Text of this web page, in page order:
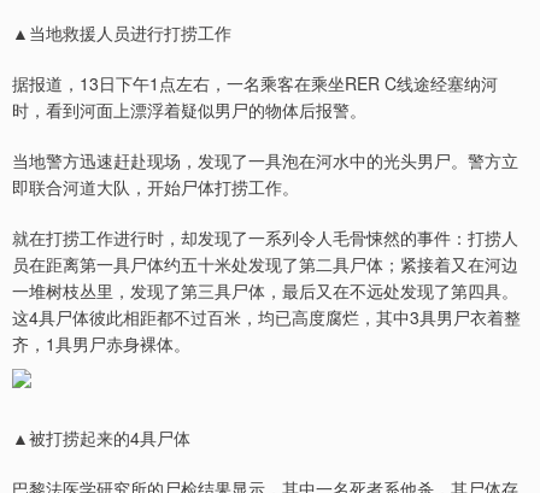
▲当地救援人员进行打捞工作
据报道，13日下午1点左右，一名乘客在乘坐RER C线途经塞纳河
时，看到河面上漂浮着疑似男尸的物体后报警。
当地警方迅速赶赴现场，发现了一具泡在河水中的光头男尸。警方立
即联合河道大队，开始尸体打捞工作。
就在打捞工作进行时，却发现了一系列令人毛骨悚然的事件：打捞人
员在距离第一具尸体约五十米处发现了第二具尸体；紧接着又在河边
一堆树枝丛里，发现了第三具尸体，最后又在不远处发现了第四具。
这4具尸体彼此相距都不过百米，均已高度腐烂，其中3具男尸衣着整
齐，1具男尸赤身裸体。
▲被打捞起来的4具尸体